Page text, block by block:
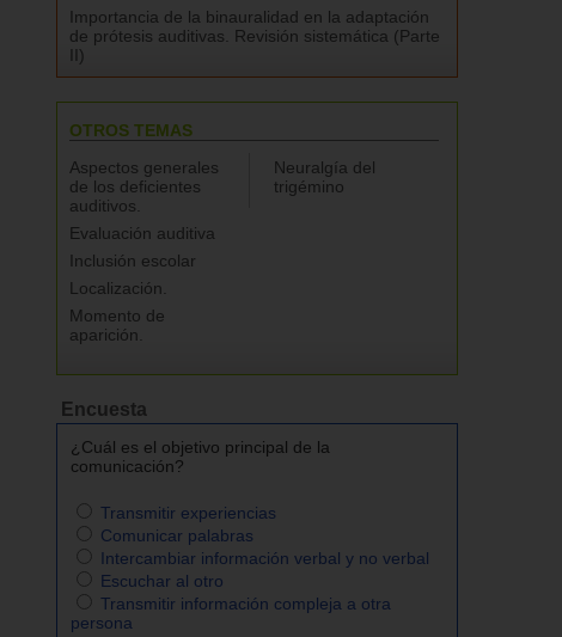
Importancia de la binauralidad en la adaptación
de prótesis auditivas. Revisión sistemática (Parte
II)
OTROS TEMAS
Aspectos generales
de los deficientes
auditivos.
Evaluación auditiva
Inclusión escolar
Localización.
Momento de
aparición.
Neuralgía del
trigémino
Encuesta
¿Cuál es el objetivo principal de la
comunicación?
Transmitir experiencias
Comunicar palabras
Intercambiar información verbal y no verbal
Escuchar al otro
Transmitir información compleja a otra
persona